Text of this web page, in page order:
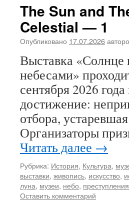
The Sun and
Celestial — 1
Опубликовано 17.07.2026
Выставка «Солнце
небесами»
сентября 2026
достижение:
отбора,
Организаторы
Читать далее →
Рубрика: История, Культура,
выставки, живопись, искусство,
луна, музеи, небо, преступления
Оставить комментарий